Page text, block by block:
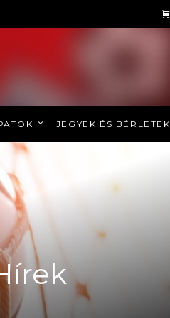
JEGYEK ÉS BÉRLETEK